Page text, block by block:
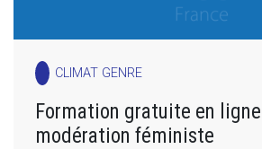
CLIMAT GENRE
Formation gratuite en
modération féministe